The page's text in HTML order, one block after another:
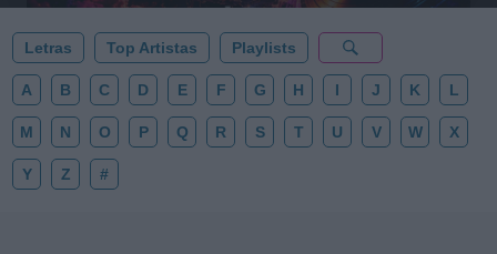
Letras Top Artistas Playlists
A B C D E F G H I J K L
M N O P Q R S T U V W X
Y Z #